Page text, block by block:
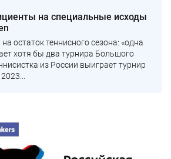
на специальные исходы
остаток теннисного сезона: «одна
хотя бы два турнира Большого
из России выиграет турнир